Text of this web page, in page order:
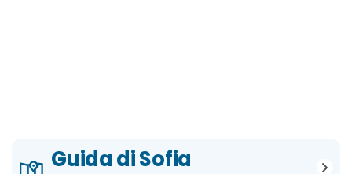
Guida di Sofia